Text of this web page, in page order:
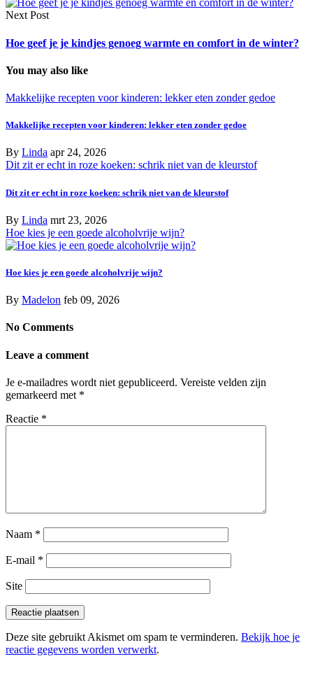
Next Post
Hoe geef je je kindjes genoeg warmte en comfort in de winter?
You may also like
Makkelijke recepten voor kinderen: lekker eten zonder gedoe
Makkelijke recepten voor kinderen: lekker eten zonder gedoe
By Linda apr 24, 2026
Dit zit er echt in roze koeken: schrik niet van de kleurstof
Dit zit er echt in roze koeken: schrik niet van de kleurstof
By Linda mrt 23, 2026
Hoe kies je een goede alcoholvrije wijn?
Hoe kies je een goede alcoholvrije wijn?
By Madelon feb 09, 2026
No Comments
Leave a comment
Je e-mailadres wordt niet gepubliceerd. Vereiste velden zijn
gemarkeerd met *
Reactie *
Naam *
E-mail *
Site
Deze site gebruikt Akismet om spam te verminderen. Bekijk hoe je
reactie gegevens worden verwerkt.